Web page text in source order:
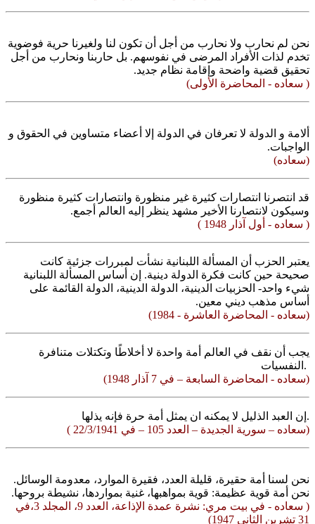
نحن لم نحارب ولا نحارب من أجل أن تكون لنا ولغيرنا حرية فوضوية
تخدم لذات الأفراد المرضى في نفوسهم. بل حاربنا ونحارب من أجل
تحقيق قضية واضحة وإقامة نظام جديد.
( سعاده - المحاضرة الأولى)
ألامة و الدولة لا تعرفان في الدولة إلا أعضاء متساوين في الحقوق و
الواجبات.
(سعاده)
قد انتصرنا انتصارات كثيرة غير منظورة وانتصارات كثيرة منظورة
وسيكون لانتصارنا الأخير مشهد ينظر إليه العالم أجمع.
( سعاده - أول آذار 1948 )
يعتبر الحزب أن المسألة اللبنانية نشأت لمبررات جزئية كانت
صحيحة حين كانت فكرة الدولة دينية. إن أساس المسألة اللبنانية
شيء واحد- الحزبيات الدينية، الدولة الدينية، الدولة القائمة على
أساس مذهب ديني معين.
(سعاده - المحاضرة العاشرة - 1984)
يجب أن نقف في العالم أمة واحدة لا أخلاطًا وتكتلات متنافرة
النفسيات.
(سعاده - المحاضرة السابعة – في 7 آذار 1948)
إن العبد الذليل لا يمكنه ان يمثل أمة حرة فإنه يذلها.
( سعاده – سورية الجديدة – العدد 105 – في 22/3/1941)
نحن لسنا أمة حقيرة، قليلة العدد، فقيرة الموارد، معدومة الوسائل.
نحن أمة قوية عظيمة: قوية بمواهبها، غنية بمواردها، نشيطة بروحها.
( سعاده - في بيت مري: نشرة عمدة الإذاعة، العدد 9، المجلد 3،في
31 تشرين الثاني 1947)